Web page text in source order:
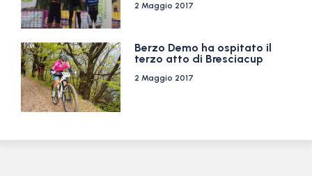
2 Maggio 2017
Berzo Demo ha ospitato il
terzo atto di Bresciacup
2 Maggio 2017